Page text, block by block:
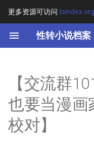
更多资源可访问
性转小说档案
键
搜
其他信息
正文
【交流群
也要当漫画
校对】